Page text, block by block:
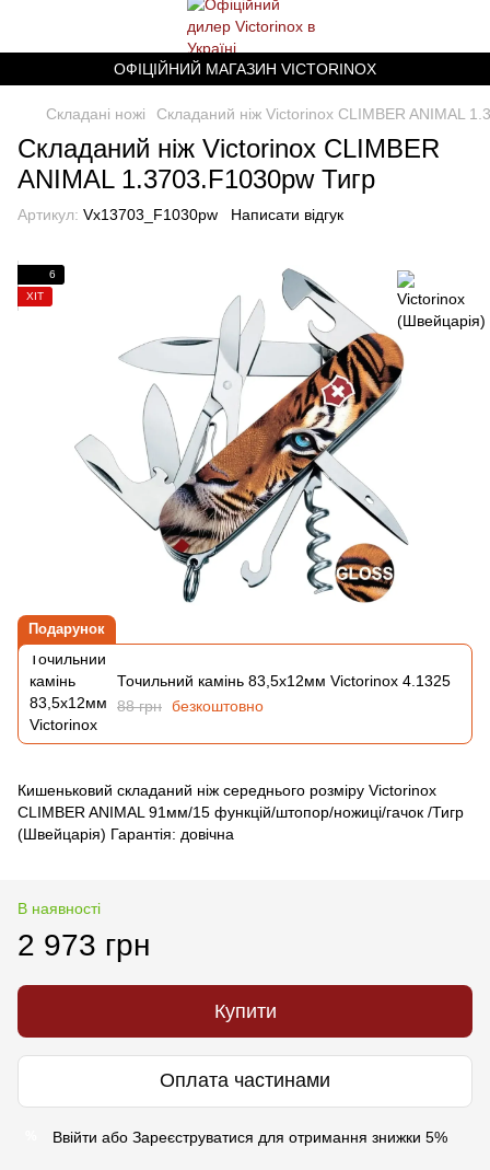
ОФІЦІЙНИЙ МАГАЗИН VICTORINOX
Складані ножі Складаний ніж Victorinox CLIMBER ANIMAL
Складаний ніж Victorinox CLIMBER
ANIMAL 1.3703.F1030pw Тигр
Артикул: Vx13703_F1030pw Написати відгук
6
ХІТ
Подарунок
Точильний камінь 83,5х12мм Victorinox 4.1325
88 грн безкоштовно
Кишеньковий складаний ніж середнього розміру Victorinox
CLIMBER ANIMAL 91мм/15 функцій/штопор/ножиці/гачок /Тигр
(Швейцарія) Гарантія: довічна
В наявності
2 973 грн
Купити
Оплата частинами
Ввійти або Зареєструватися для отримання знижки 5%